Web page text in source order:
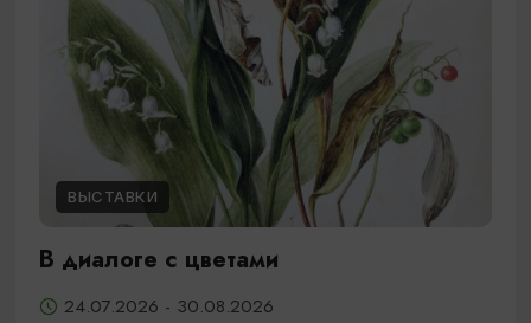
ВЫСТАВКИ
В диалоге с цветами
24.07.2026 - 30.08.2026